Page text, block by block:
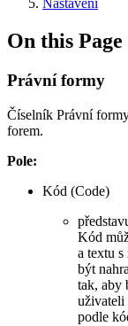
Nastavení
On this Page
Právní formy
Číselník Právní
forem.
Pole:
Kód (Code)
Kód
a textu
být
tak, aby
uživateli
podle